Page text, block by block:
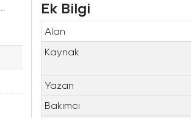
Ek Bilgi
Alan
Kaynak
Yazan
Bakımcı